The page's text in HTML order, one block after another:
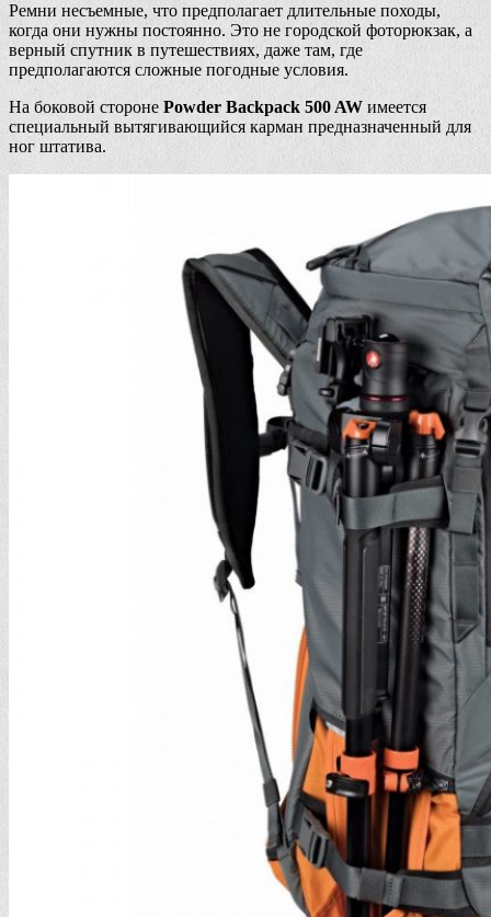
Ремни несъемные, что предполагает длительные походы,
когда они нужны постоянно. Это не городской фоторюкзак, а
верный спутник в путешествиях, даже там, где
предполагаются сложные погодные условия.
На боковой стороне Powder Backpack 500 AW имеется
специальный вытягивающийся карман предназначенный для
ног штатива.